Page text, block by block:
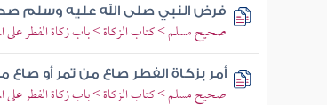
فرض النبي صلى الله عليه وسلم
صحيح مسلم > كتاب الزكاة > باب زكاة الفطر على
أمر بزكاة الفطر صاع من تمر أو صاع
صحيح مسلم > كتاب الزكاة > باب زكاة الفطر على